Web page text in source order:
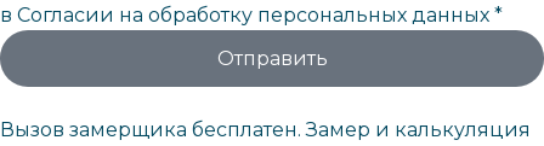
в Согласии на обработку персональных данных *
Отправить
Вызов замерщика бесплатен. Замер и калькуляция